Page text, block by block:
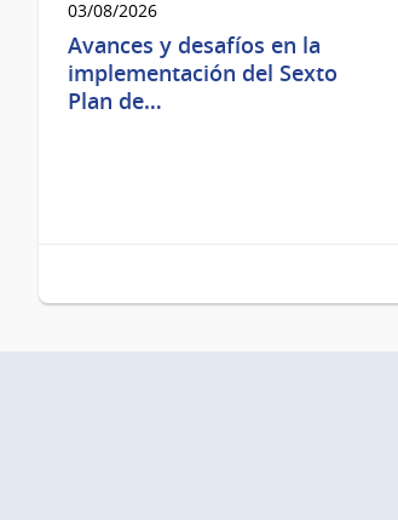
03/08/2026
Avances y desafíos en la
implementación del Sexto
Plan de…